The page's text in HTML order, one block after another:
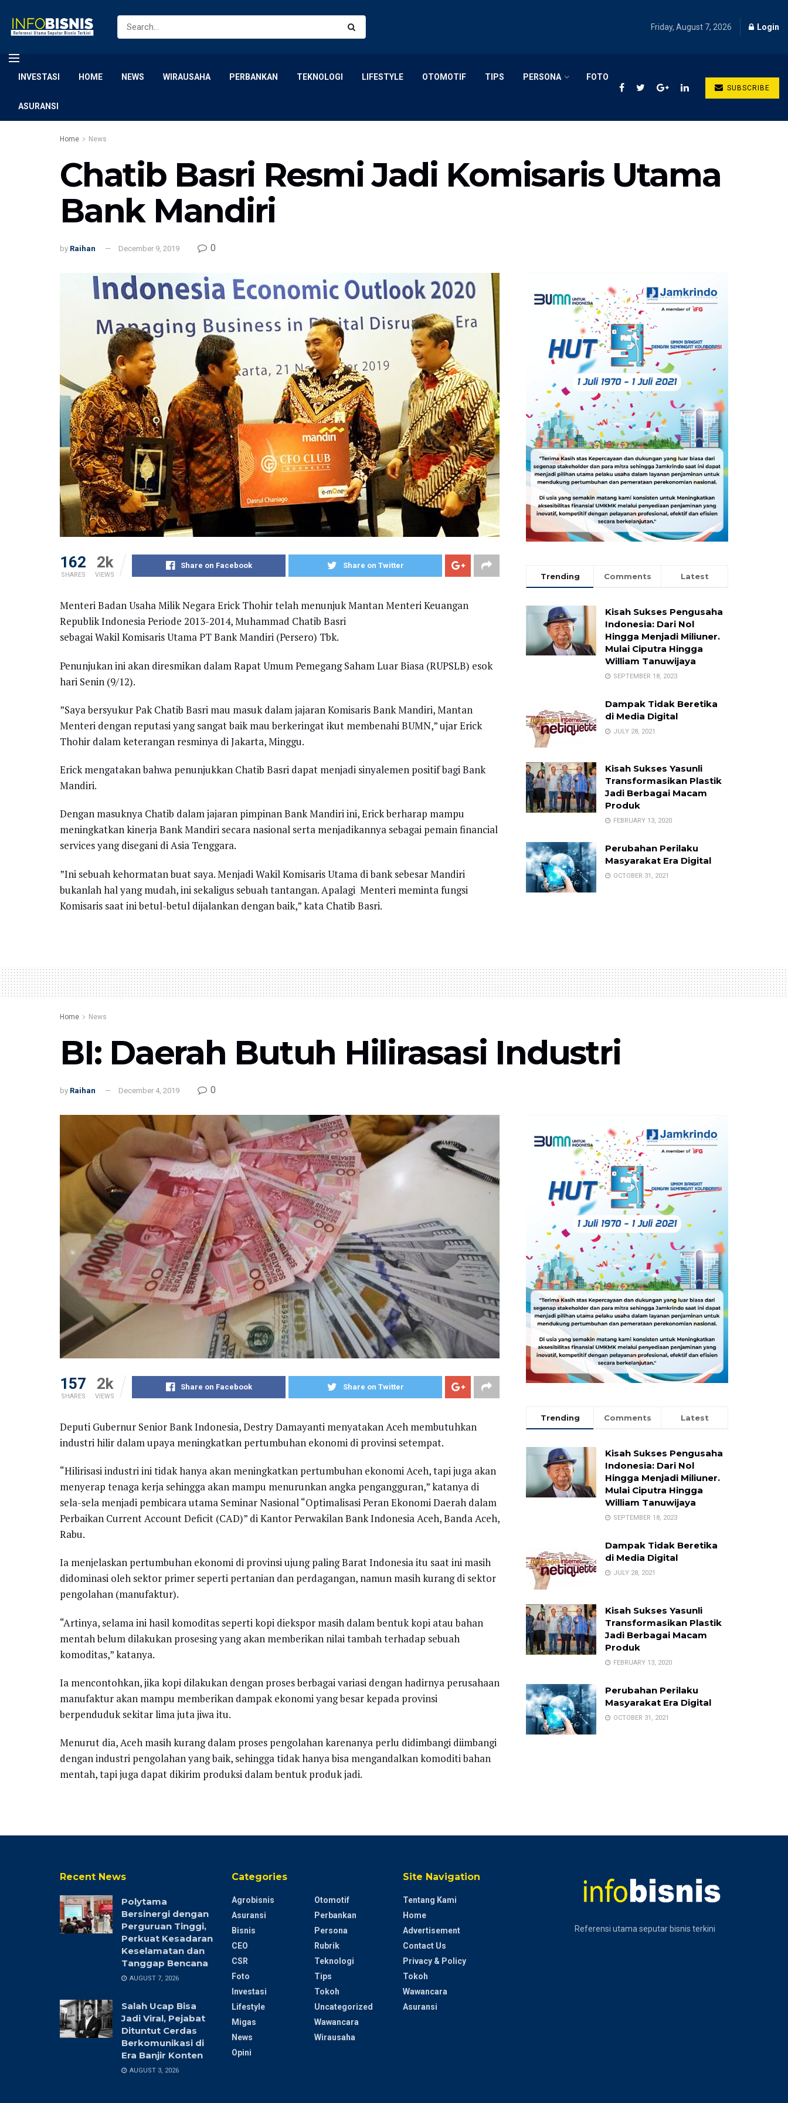
Friday, August 7, 2026 Login
INVESTASI HOME NEWS WIRAUSAHA PERBANKAN TEKNOLOGI LIFESTYLE OTOMOTIF TIPS PERSONA FOTO
ASURANSI
SUBSCRIBE
Home News
Chatib Basri Resmi Jadi Komisaris Utama
Bank Mandiri
by Raihan December 9, 2019 0
162
SHARES
2k
VIEWS
Share on Facebook Share on Twitter
Menteri Badan Usaha Milik Negara Erick Thohir telah menunjuk Mantan Menteri Keuangan
Republik Indonesia Periode 2013-2014, Muhammad Chatib Basri
sebagai Wakil Komisaris Utama PT Bank Mandiri (Persero) Tbk.
Penunjukan ini akan diresmikan dalam Rapat Umum Pemegang Saham Luar Biasa (RUPSLB) esok
hari Senin (9/12).
”Saya bersyukur Pak Chatib Basri mau masuk dalam jajaran Komisaris Bank Mandiri, Mantan
Menteri dengan reputasi yang sangat baik mau berkeringat ikut membenahi BUMN,” ujar Erick
Thohir dalam keterangan resminya di Jakarta, Minggu.
Erick mengatakan bahwa penunjukkan Chatib Basri dapat menjadi sinyalemen positif bagi Bank
Mandiri.
Dengan masuknya Chatib dalam jajaran pimpinan Bank Mandiri ini, Erick berharap mampu
meningkatkan kinerja Bank Mandiri secara nasional serta menjadikannya sebagai pemain financial
services yang disegani di Asia Tenggara.
”Ini sebuah kehormatan buat saya. Menjadi Wakil Komisaris Utama di bank sebesar Mandiri
bukanlah hal yang mudah, ini sekaligus sebuah tantangan. Apalagi Menteri meminta fungsi
Komisaris saat ini betul-betul dijalankan dengan baik,” kata Chatib Basri.
Trending Comments Latest
Kisah Sukses Pengusaha
Indonesia: Dari Nol
Hingga Menjadi Miliuner.
Mulai Ciputra Hingga
William Tanuwijaya
SEPTEMBER 18, 2023
Dampak Tidak Beretika
di Media Digital
JULY 28, 2021
Kisah Sukses Yasunli
Transformasikan Plastik
Jadi Berbagai Macam
Produk
FEBRUARY 13, 2020
Perubahan Perilaku
Masyarakat Era Digital
OCTOBER 31, 2021
Home News
BI: Daerah Butuh Hilirasasi Industri
by Raihan December 4, 2019 0
157
SHARES
2k
VIEWS
Share on Facebook Share on Twitter
Deputi Gubernur Senior Bank Indonesia, Destry Damayanti menyatakan Aceh membutuhkan
industri hilir dalam upaya meningkatkan pertumbuhan ekonomi di provinsi setempat.
“Hilirisasi industri ini tidak hanya akan meningkatkan pertumbuhan ekonomi Aceh, tapi juga akan
menyerap tenaga kerja sehingga akan mampu menurunkan angka pengangguran,” katanya di
sela-sela menjadi pembicara utama Seminar Nasional “Optimalisasi Peran Ekonomi Daerah dalam
Perbaikan Current Account Deficit (CAD)” di Kantor Perwakilan Bank Indonesia Aceh, Banda Aceh,
Rabu.
Ia menjelaskan pertumbuhan ekonomi di provinsi ujung paling Barat Indonesia itu saat ini masih
didominasi oleh sektor primer seperti pertanian dan perdagangan, namun masih kurang di sektor
pengolahan (manufaktur).
“Artinya, selama ini hasil komoditas seperti kopi diekspor masih dalam bentuk kopi atau bahan
mentah belum dilakukan prosesing yang akan memberikan nilai tambah terhadap sebuah
komoditas,” katanya.
Ia mencontohkan, jika kopi dilakukan dengan proses berbagai variasi dengan hadirnya perusahaan
manufaktur akan mampu memberikan dampak ekonomi yang besar kepada provinsi
berpenduduk sekitar lima juta jiwa itu.
Menurut dia, Aceh masih kurang dalam proses pengolahan karenanya perlu didimbangi diimbangi
dengan industri pengolahan yang baik, sehingga tidak hanya bisa mengandalkan komoditi bahan
mentah, tapi juga dapat dikirim produksi dalam bentuk produk jadi.
Trending Comments Latest
Kisah Sukses Pengusaha
Indonesia: Dari Nol
Hingga Menjadi Miliuner.
Mulai Ciputra Hingga
William Tanuwijaya
SEPTEMBER 18, 2023
Dampak Tidak Beretika
di Media Digital
JULY 28, 2021
Kisah Sukses Yasunli
Transformasikan Plastik
Jadi Berbagai Macam
Produk
FEBRUARY 13, 2020
Perubahan Perilaku
Masyarakat Era Digital
OCTOBER 31, 2021
Recent News
Polytama
Bersinergi dengan
Perguruan Tinggi,
Perkuat Kesadaran
Keselamatan dan
Tanggap Bencana
AUGUST 7, 2026
Salah Ucap Bisa
Jadi Viral, Pejabat
Dituntut Cerdas
Berkomunikasi di
Era Banjir Konten
AUGUST 3, 2026
Categories
Agrobisnis
Asuransi
Bisnis
CEO
CSR
Foto
Investasi
Lifestyle
Migas
News
Opini
Otomotif
Perbankan
Persona
Rubrik
Teknologi
Tips
Tokoh
Uncategorized
Wawancara
Wirausaha
Site Navigation
Tentang Kami
Home
Advertisement
Contact Us
Privacy & Policy
Tokoh
Wawancara
Asuransi
Referensi utama seputar bisnis terkini